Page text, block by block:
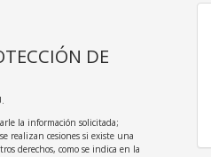
DE
la información solicitada;
realizan cesiones si existe una
derechos, como se indica en la